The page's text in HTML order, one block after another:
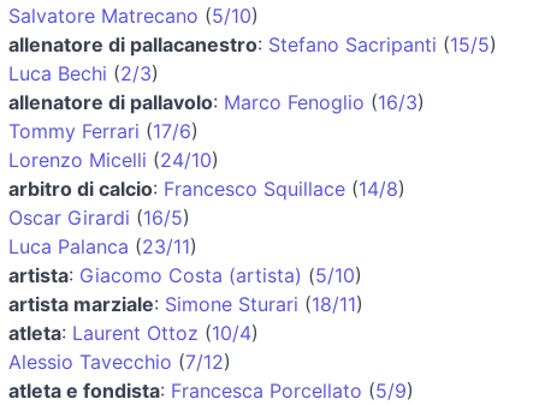
Salvatore Matrecano (5/10)
allenatore di pallacanestro: Stefano Sacripanti (15/5)
Luca Bechi (2/3)
allenatore di pallavolo: Marco Fenoglio (16/3)
Tommy Ferrari (17/6)
Lorenzo Micelli (24/10)
arbitro di calcio: Francesco Squillace (14/8)
Oscar Girardi (16/5)
Luca Palanca (23/11)
artista: Giacomo Costa (artista) (5/10)
artista marziale: Simone Sturari (18/11)
atleta: Laurent Ottoz (10/4)
Alessio Tavecchio (7/12)
atleta e fondista: Francesca Porcellato (5/9)